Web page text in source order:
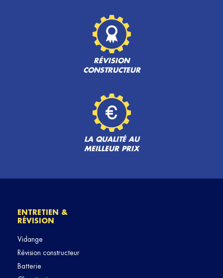
RÉVISION
CONSTRUCTEUR
LA QUALITÉ AU
MEILLEUR PRIX
ENTRETIEN &
RÉVISION
Vidange
Révision constructeur
Batterie